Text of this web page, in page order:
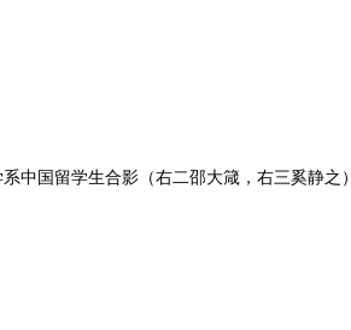
中国留学生合影（右二邵大箴，右三奚静之）